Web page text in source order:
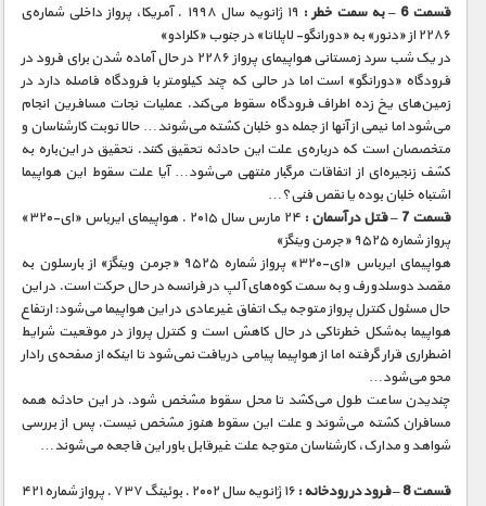
قسمت 6 – به سمت خطر :
۱۹ ژانویه سال ۱۹۹۸ . آمریکا، پرواز داخلی شماره‌ی
۲۲۸۶ از «دنور» به «دورانگو- لاپلاتا» در جنوب «کلرادو»
در یک شب سرد زمستانی هواپیمای پرواز ۲۲۸۶ در حال آماده شدن برای فرود در
فرودگاه «دورانگو» است اما در حالی که چند کیلومتر با فرودگاه فاصله دارد در
زمین‌های یخ زده اطراف فرودگاه سقوط می‌کند. عملیات نجات مسافرین انجام
می‌شود اما نیمی از آنها از جمله دو خلبان کشته می‌شوند… حالا نوبت کارشناسان و
متخصصان است که درباره‌ی علت این حادثه تحقیق کنند. تحقیق در این‌باره به
کشف زنجیره‌ای از اتفاقات مرگبار منتهی می‌شود… آیا علت سقوط این هواپیما
اشتباه خلبان بوده یا نقص فنی؟…
قسمت 7 – قتل در آسمان :
۲۴ مارس سال ۲۰۱۵ . هواپیمای ایرباس «ای-۳۲۰»
پرواز شماره ۹۵۲۵ «جرمن وینگز»
هواپیمای ایرباس «ای-۳۲۰» پرواز شماره ۹۵۲۵ «جرمن وینگز» از بارسلون به
مقصد دوسلدورف و به سمت کوه‌های آلپ در فرانسه در حال حرکت است. در این
حال مسئول کنترل پرواز متوجه یک اتفاق غیرعادی در این هواپیما می‌شود: ارتفاع
هواپیما به‌شکل خطرناکی در حال کاهش است و کنترل پرواز در موقعیت شرایط
اضطراری قرار گرفته اما از هواپیما پیامی دریافت نمی‌شود تا اینکه از صفحه‌ی رادار
محو می‌شود…
چندیدن ساعت طول می‌کشد تا محل سقوط مشخص شود. در این حادثه همه
مسافران کشته می‌شوند و علت این سقوط هنوز مشخص نیست. پس از بررسی
شواهد و مدارک، کارشناسان متوجه علت غیرقابل باور این فاجعه می‌شوند…
قسمت 8 – فرود در رودخانه :
۱۶ ژانویه سال ۲۰۰۲ . بوئینگ ۷۳۷ . پرواز شماره ۴۲۱